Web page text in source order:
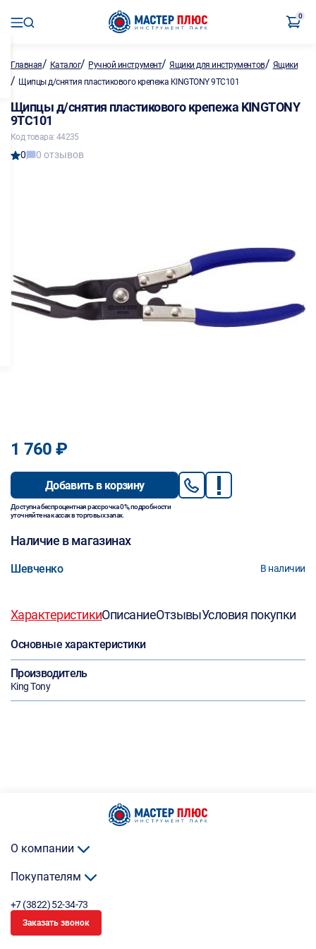
0
Главная/ Каталог/ Ручной инструмент/Ящики для инструментов/ Ящики
/ Щипцы д/снятия пластикового крепежа KINGTONY 9TC101
Щипцы д/снятия пластикового крепежа KINGTONY
9TC101
Код товара: 44235
0 0 отзывов
1 760 ₽
Добавить в корзину
Доступна беспроцентная рассрочка 0%, подробности
уточняйте на кассах в торговых залах.
Наличие в магазинах
Шевченко В наличии
ХарактеристикиОписаниеОтзывыУсловия покупки
Основные характеристики
Производитель
King Tony
О компании
Покупателям
+7 (3822) 52-34-73
Заказать звонок